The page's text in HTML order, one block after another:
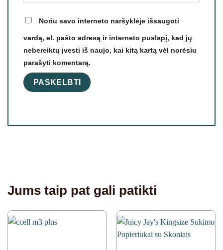
Noriu savo interneto naršyklėje išsaugoti
vardą, el. pašto adresą ir interneto puslapį, kad jų
nebereiktų įvesti iš naujo, kai kitą kartą vėl norėsiu
parašyti komentarą.
Jums taip pat gali patikti